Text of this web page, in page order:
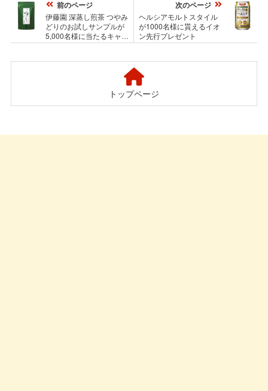
前のページ
伊藤園 深蒸し煎茶 つやみ
どりのお試しサンプルが
5,000名様に当たるキャン
ペーン
次のページ
ヘルシアモルトスタイル
が1000名様に貰えるイオ
ン先行プレゼント
トップページ